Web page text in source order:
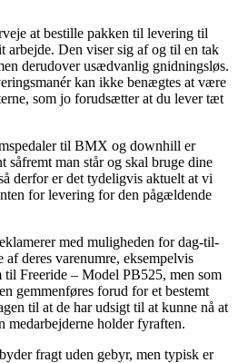
at bestille pakken til levering til
arbejde. Den viser sig af og til en tak
derudover usædvanlig gnidningsløs.
kan ikke benægtes at være
som jo forudsætter at du lever tæt
til BMX og downhill er
såfremt man står og skal bruge dine
derfor er det tydeligvis aktuelt at vi
for levering for den pågældende
med muligheden for dag-til-
deres varenumre, eksempelvis
til Freeride – Model PB525, men som
gemmenføres forud for et bestemt
til at de har udsigt til at kunne nå at
medarbejderne holder fyraften.
fragt uden gebyr, men typisk er